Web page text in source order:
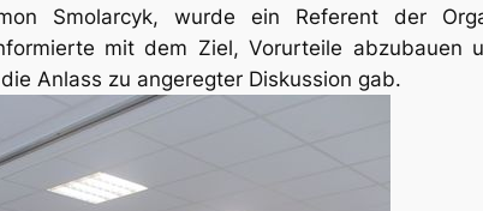
Smolarcyk, wurde ein Referent der
mit dem Ziel, Vorurteile abzubauen
Anlass zu angeregter Diskussion gab.